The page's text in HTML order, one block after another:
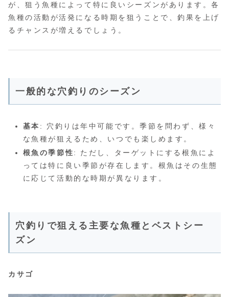
が、狙う魚種によって特に良いシーズンがあります。各
魚種の活動が活発になる時期を狙うことで、釣果を上げ
るチャンスが増えるでしょう。
一般的な穴釣りのシーズン
基本 : 穴釣りは年中可能です。季節を問わず、様々
な魚種が狙えるため、いつでも楽しめます。
根魚の季節性: ただし、ターゲットにする根魚によ
っては特に良い季節が存在します。根魚はその生態
に応じて活動的な時期が異なります。
穴釣りで狙える主要な魚種とベストシー
ズン
カサゴ